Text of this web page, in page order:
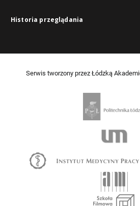
Historia przeglądania
Serwis tworzony przez Łódzką